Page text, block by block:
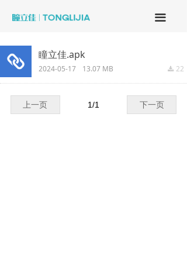
끀
瞳立佳.apk
끂 22
2024-05-17 13.07 MB
上一页 下一页
1/1